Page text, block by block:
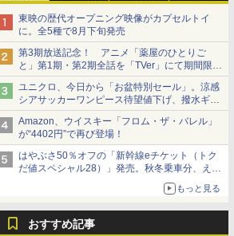
東映の歴代オープニング映像がカプセルトイ
に。全5種で8月下旬発売
第3期放送記念！ アニメ「薬屋のひとりご
と」第1期・第2期全話を「TVer」にて期間限定
で順次無料配信開始
ユニクロ、今日から「お盆特別セール」。涼感
シアサッカーワンピース待望値下げ、撥水ギア
ショーツは1990円に
Amazon、ウイスキー「フロム・ザ・バレル」
が“4402円”で再び登場！
はやぶさ50％オフの「新幹線eチケット（トク
だ値スペシャル28）」発売。秋冬乗車分、えき
もっと見る
おすすめ記事